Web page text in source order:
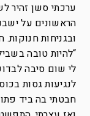
ערכתי סשן זהיר
הראשונים על
ובגניחות
“להיות טובה
לי שום סיבה
לנגיעות גסות
חבטתי בה ביד